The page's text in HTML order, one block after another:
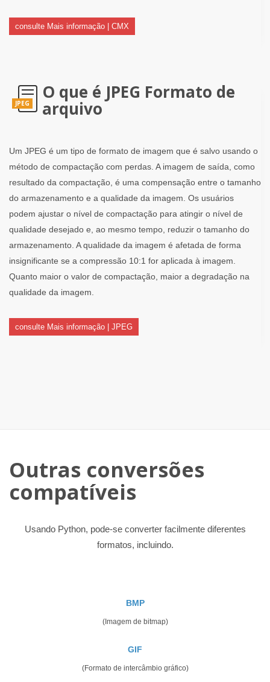
consulte Mais informação | CMX
JPEG
O que é JPEG Formato de
arquivo
Um JPEG é um tipo de formato de imagem que é salvo usando o
método de compactação com perdas. A imagem de saída, como
resultado da compactação, é uma compensação entre o tamanho
do armazenamento e a qualidade da imagem. Os usuários
podem ajustar o nível de compactação para atingir o nível de
qualidade desejado e, ao mesmo tempo, reduzir o tamanho do
armazenamento. A qualidade da imagem é afetada de forma
insignificante se a compressão 10:1 for aplicada à imagem.
Quanto maior o valor de compactação, maior a degradação na
qualidade da imagem.
consulte Mais informação | JPEG
Outras conversões
compatíveis
Usando Python, pode-se converter facilmente diferentes
formatos, incluindo.
BMP
(Imagem de bitmap)
GIF
(Formato de intercâmbio gráfico)